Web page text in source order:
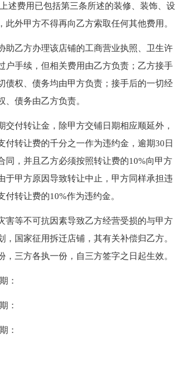
述费用已包括第三条所述的装修、装饰、设
此外甲方不得再向乙方索取任何其他费用。
乙方办理该店铺的工商营业执照、卫生许
户手续，但相关费用由乙方负责；乙方接手
债权、债务均由甲方负责；接手后的一切经
、债务由乙方负责。
付转让金，除甲方交铺日期相应顺延外，
付转让费的千分之一作为违约金，逾期30日
同，并且乙方必须按照转让费的10%向甲方
于甲方原因导致转让中止，甲方同样承担违
付转让费的10%作为违约金。
等不可抗因素导致乙方经营受损的与甲方
，国家征用拆迁店铺，其有关补偿归乙方。
，三方各执一份，自三方签字之日起生效。
：
：
：